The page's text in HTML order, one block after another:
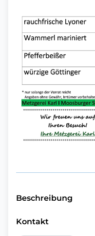
Beschreibung
Kontakt